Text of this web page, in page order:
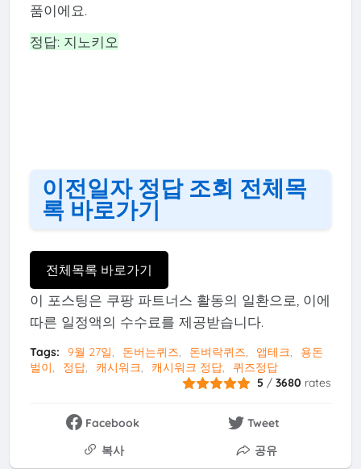
품이에요.
정답: 지노키오
이전일자 정답 조회 전체목
록 바로가기
전체목록 바로가기
이 포스팅은 쿠팡 파트너스 활동의 일환으로, 이에
따른 일정액의 수수료를 제공받습니다.
Tags: 9월 27일 돈버는퀴즈 돈벼락퀴즈 앱테크
용돈
벌이
정답 캐시워크 캐시워크 정답
퀴즈정답
5 /3680 rates
Facebook
Tweet
복사
공유